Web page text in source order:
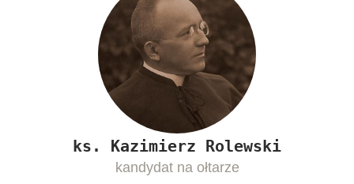
ks. Kazimierz Rolewski
kandydat na ołtarze